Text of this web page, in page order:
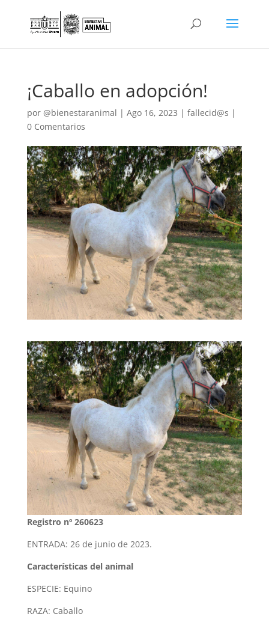
¡Caballo en adopción!
por @bienestaranimal | Ago 16, 2023 | fallecid@s |
0 Comentarios
Registro nº 260623
ENTRADA: 26 de junio de 2023.
Características del animal
ESPECIE: Equino
RAZA: Caballo